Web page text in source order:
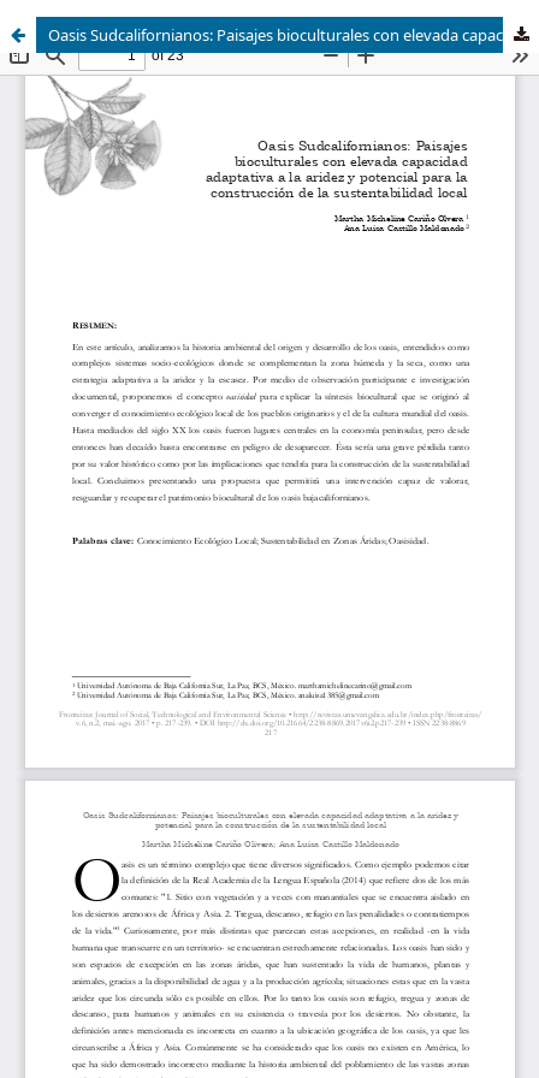
Oasis Sudcalifornianos: Paisajes bioculturales con elevada capacidad adaptativa a la aridez y potencial para la construcción de la sustentabilidad local